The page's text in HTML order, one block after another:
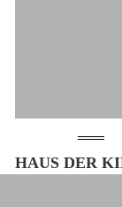
HAUS DER